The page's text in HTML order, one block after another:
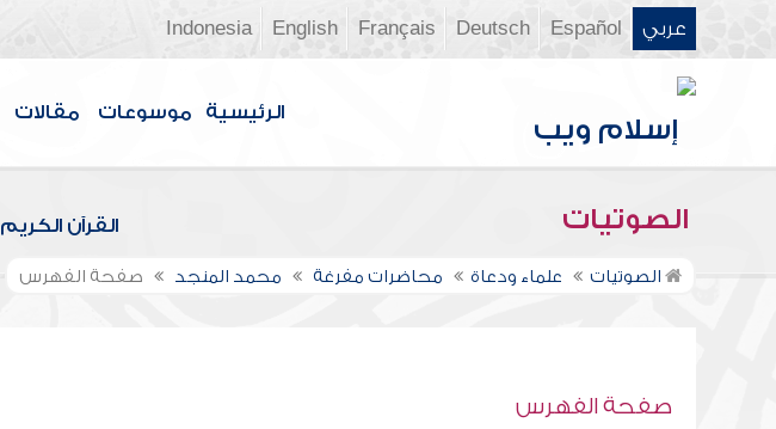
عربي Español
Deutsch
Français
English
Indonesia
الرئيسية موسوعات مقالات
الصوتيات القرآن الكريم
الصوتيات علماء ودعاة محاضرات مفرغة محمد المنجد صفحة الفهرس
صفحة الفهرس